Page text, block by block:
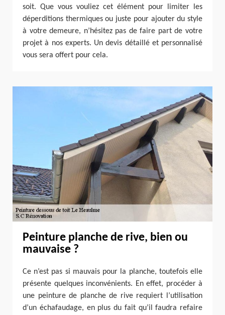
soit. Que vous vouliez cet élément pour limiter les
déperditions thermiques ou juste pour ajouter du style
à votre demeure, n’hésitez pas de faire part de votre
projet à nos experts. Un devis détaillé et personnalisé
vous sera offert pour cela.
Peinture planche de rive, bien ou
mauvaise ?
Ce n’est pas si mauvais pour la planche, toutefois elle
présente quelques inconvénients. En effet, procéder à
une peinture de planche de rive requiert l’utilisation
d’un échafaudage, en plus du fait qu’il faudra refaire